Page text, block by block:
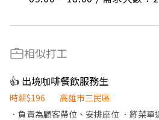
相似打工
👍 出境咖啡餐飲服務生
時薪$196
高雄市三民區
．負責為顧客帶位、安排座位 ．將菜